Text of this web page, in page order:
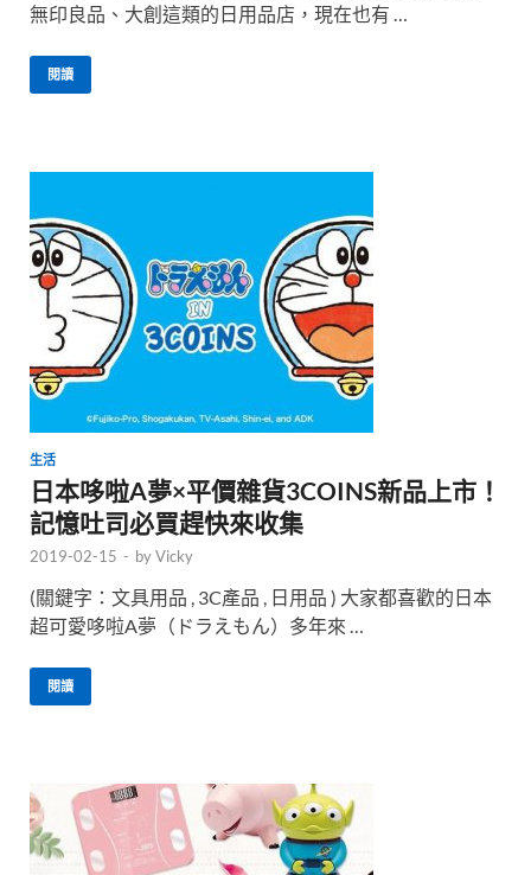
無印良品、大創這類的日用品店，現在也有 …
閱讀
生活
日本哆啦A夢×平價雜貨3COINS新品上市！
記憶吐司必買趕快來收集
2019-02-15 - byVicky
(關鍵字：文具用品 , 3C產品 , 日用品 ) 大家都喜歡的日本
超可愛哆啦A夢（ドラえもん）多年來 …
閱讀